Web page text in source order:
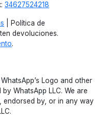
34627524218
| Política de
devoluciones.
.
Logo and other
WhatsApp LLC. We are
endorsed by, or in any way